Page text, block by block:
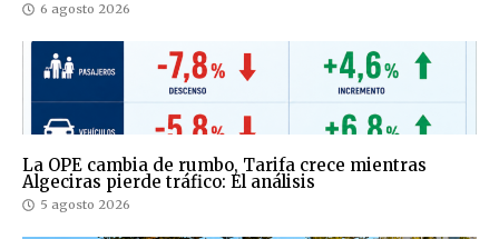
6 agosto 2026
La OPE cambia de rumbo, Tarifa crece mientras
Algeciras pierde tráfico: El análisis
5 agosto 2026